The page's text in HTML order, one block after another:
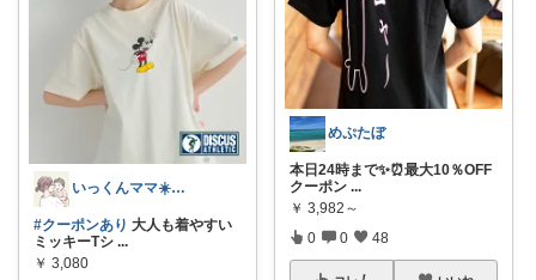
いっくんママ☀️子育て・暮らし・時短
#クーポンあり 大人も着やすい
ミッキーTシ ...
￥ 3,080
めぷたぼ
本日24時まで✨⏰最大10％OFF
クーポン ...
￥ 3,982～
0 0 48